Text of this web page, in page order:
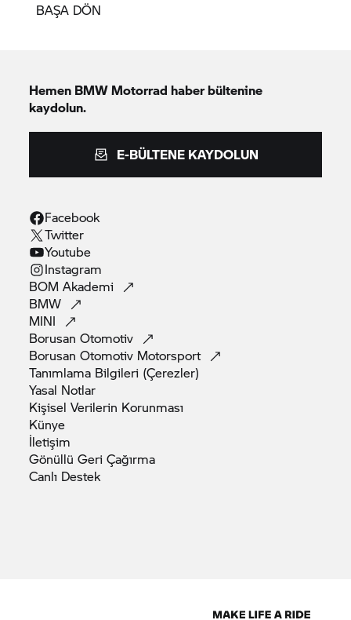
BAŞA DÖN
Hemen BMW Motorrad haber bültenine
kaydolun.
E-BÜLTENE KAYDOLUN
Facebook
Twitter
Youtube
Instagram
BOMAkademi
BMW
MINI
BorusanOtomotiv
Borusan Otomotiv Motorsport
Tanımlama Bilgileri (Çerezler)
Yasal Notlar
Kişisel Verilerin Korunması
Künye
İletişim
Gönüllü GeriÇağırma
Canlı Destek